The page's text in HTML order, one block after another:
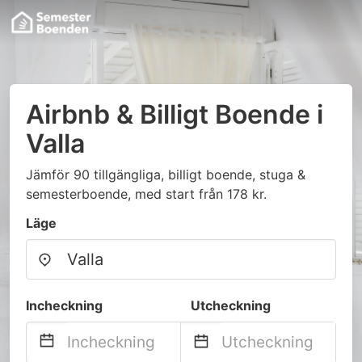
Airbnb & Billigt Boende i
Valla
Jämför 90 tillgängliga, billigt boende, stuga &
semesterboende, med start från 178 kr.
Läge
Incheckning Utcheckning